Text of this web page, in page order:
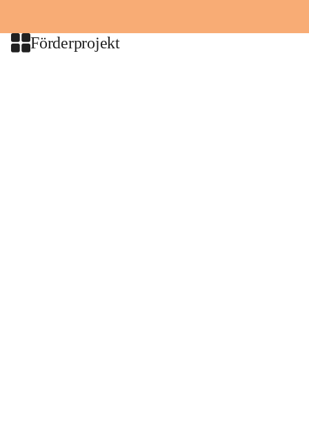
Förderprojekt